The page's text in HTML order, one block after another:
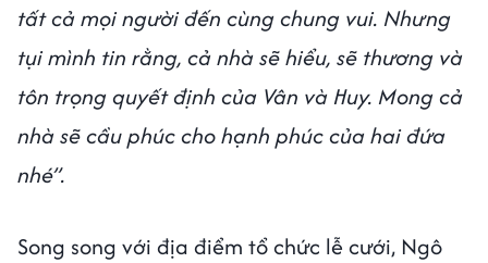
tất cả mọi người đến cùng chung vui. Nhưng
tụi mình tin rằng, cả nhà sẽ hiểu, sẽ thương và
tôn trọng quyết định của Vân và Huy. Mong cả
nhà sẽ cầu phúc cho hạnh phúc của hai đứa
nhé”.
Song song với địa điểm tổ chức lễ cưới, Ngô